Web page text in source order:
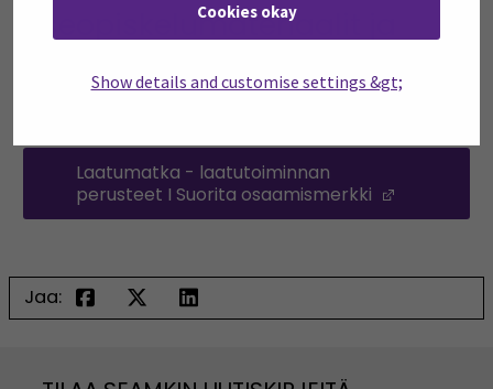
Cookies okay
Show details and customise settings &gt;
Itseopiskelumateriaalit ja
osaamismerkit - linkit
Laatumatka - laatutoiminnan
perusteet I Suorita osaamismerkki
Jaa: